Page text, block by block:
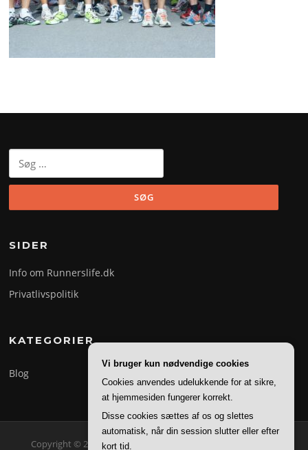
efter:
SIDER
Info om Runnerslife.dk
Privatlivspolitik
KATEGORIER
Blog
Copyright © 2026 Runner's Life. Alle rettigheder forbeholdes.
Vi bruger kun nødvendige cookies
Cookies anvendes udelukkende for at sikre,
at hjemmesiden fungerer korrekt.
Disse cookies sættes af os og slettes
automatisk, når din session slutter eller efter
kort tid.